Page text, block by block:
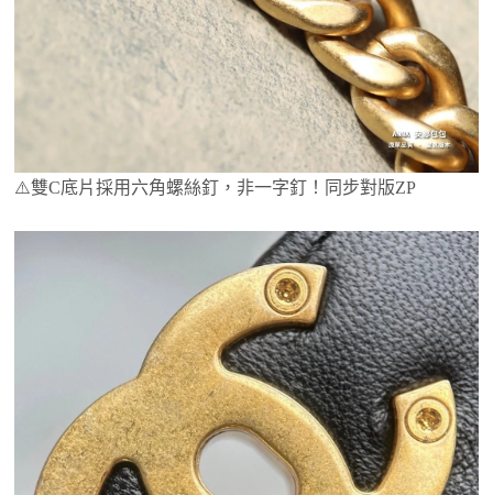
⚠️雙C底片採用六角螺絲釘，非一字釘！同步對版ZP